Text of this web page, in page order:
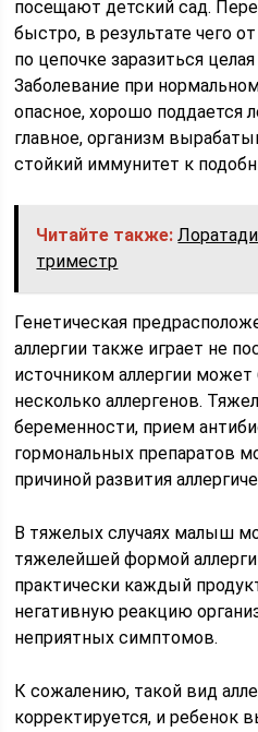
посещают детский сад.
быстро, в результате чего
по цепочке заразиться
Заболевание при
опасное, хорошо поддается
главное, организм
стойкий иммунитет к
Читайте также:
триместр
Генетическая
аллергии также играет не
источником аллергии может
несколько аллергенов.
беременности, прием
гормональных препаратов
причиной развития
В тяжелых случаях малыш
тяжелейшей формой
практически каждый
негативную реакцию
неприятных симптомов.
К сожалению, такой вид
корректируется, и ребенок